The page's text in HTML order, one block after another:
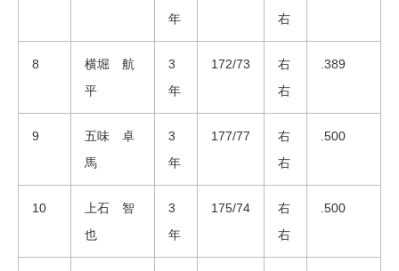
年
右
8
横堀 航
平
3
年
172/73
右
右
.389
9
五味 卓
馬
3
年
177/77
右
右
.500
10
上石 智
也
3
年
175/74
右
右
.500